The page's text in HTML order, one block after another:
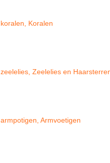
koralen, Koralen
zeelelies, Zeelelies en
armpotigen, Armvoetigen